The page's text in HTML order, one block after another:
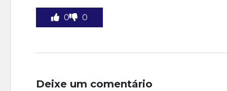
0 0
Deixe um comentário